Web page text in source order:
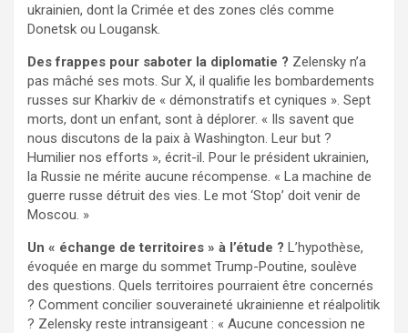
ukrainien, dont la Crimée et des zones clés comme
Donetsk ou Lougansk.
Des frappes pour saboter la diplomatie ? Zelensky n’a
pas mâché ses mots. Sur X, il qualifie les bombardements
russes sur Kharkiv de « démonstratifs et cyniques ». Sept
morts, dont un enfant, sont à déplorer. « Ils savent que
nous discutons de la paix à Washington. Leur but ?
Humilier nos efforts », écrit-il. Pour le président ukrainien,
la Russie ne mérite aucune récompense. « La machine de
guerre russe détruit des vies. Le mot ‘Stop’ doit venir de
Moscou. »
Un « échange de territoires » à l’étude ? L’hypothèse,
évoquée en marge du sommet Trump-Poutine, soulève
des questions. Quels territoires pourraient être concernés
? Comment concilier souveraineté ukrainienne et réalpolitik
? Zelensky reste intransigeant : « Aucune concession ne